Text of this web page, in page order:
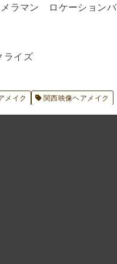
ラマン ロケーションバ
ライズ
メイク 関西映像ヘアメイク